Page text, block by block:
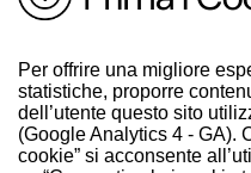
Per offrire una migliore
statistiche, proporre
dell’utente questo sito
(Google Analytics 4 - GA).
cookie” si acconsente